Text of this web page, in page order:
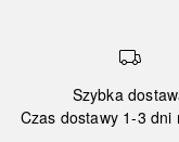
Szybka
Czas dostawy 1-3 dni